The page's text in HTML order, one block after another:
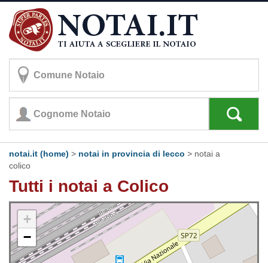
notai.it (home) > notai in provincia di lecco > notai a
colico
Tutti i notai a Colico
+
−